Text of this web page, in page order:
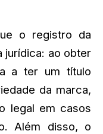
o registro da
jurídica: ao obter
a ter um título
da marca,
legal em casos
Além disso, o